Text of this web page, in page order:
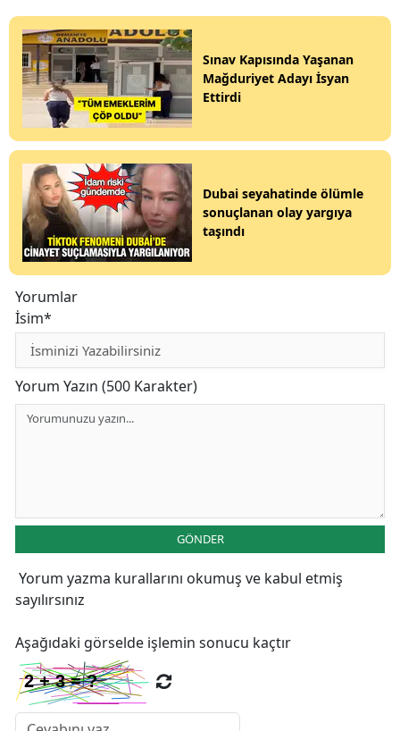
Sınav Kapısında Yaşanan
Mağduriyet Adayı İsyan
Ettirdi
Dubai seyahatinde ölümle
sonuçlanan olay yargıya
taşındı
Yorumlar
İsim*
Yorum Yazın (500 Karakter)
GÖNDER
Yorum yazma kurallarını okumuş ve kabul etmiş
sayılırsınız
Aşağıdaki görselde işlemin sonucu kaçtır